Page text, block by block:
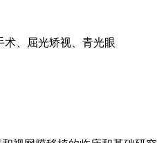
、屈光矫视、青光眼